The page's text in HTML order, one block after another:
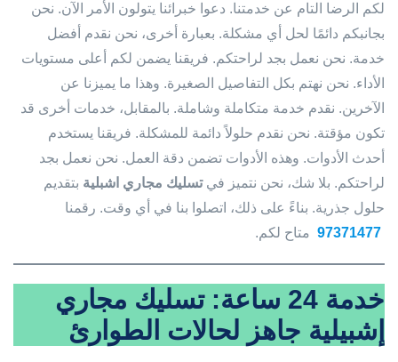
لكم الرضا التام عن خدمتنا. دعوا خبرائنا يتولون الأمر الآن. نحن
بجانبكم دائمًا لحل أي مشكلة. بعبارة أخرى، نحن نقدم أفضل
خدمة. نحن نعمل بجد لراحتكم. فريقنا يضمن لكم أعلى مستويات
الأداء. نحن نهتم بكل التفاصيل الصغيرة. وهذا ما يميزنا عن
الآخرين. نقدم خدمة متكاملة وشاملة. بالمقابل، خدمات أخرى قد
تكون مؤقتة. نحن نقدم حلولاً دائمة للمشكلة. فريقنا يستخدم
أحدث الأدوات. وهذه الأدوات تضمن دقة العمل. نحن نعمل بجد
لراحتكم. بلا شك، نحن نتميز فيتسليك مجاري اشبلية بتقديم
حلول جذرية. بناءً على ذلك، اتصلوا بنا في أي وقت. رقمنا
97371477 متاح لكم.
خدمة 24 ساعة: تسليك مجاري
إشبيلية جاهز لحالات الطوارئ